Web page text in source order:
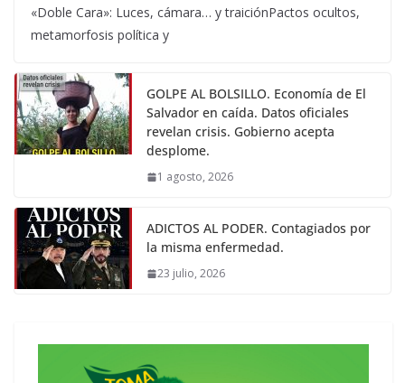
«Doble Cara»: Luces, cámara… y traiciónPactos ocultos,
metamorfosis política y
GOLPE AL BOLSILLO. Economía de El
Salvador en caída. Datos oficiales
revelan crisis. Gobierno acepta
desplome.
1 agosto, 2026
ADICTOS AL PODER. Contagiados por
la misma enfermedad.
23 julio, 2026